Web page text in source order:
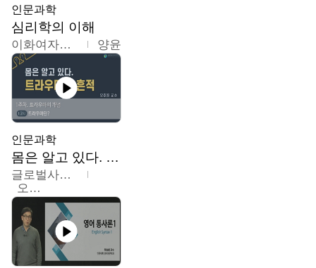
인문과학
심리학의 이해
이화여자대학교 양윤
인문과학
몸은 알고 있다. 트라우마의 흔적
글로벌사이버대학교
오주원